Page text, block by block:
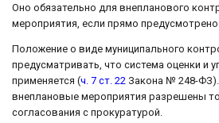
Оно обязательно для внепланового
мероприятия, если прямо предусмотрено
Положение о виде муниципального
предусматривать, что система оценки и
применяется (ч. 7 ст. 22 Закона № 248-
внеплановые мероприятия разрешены
согласования с прокуратурой.